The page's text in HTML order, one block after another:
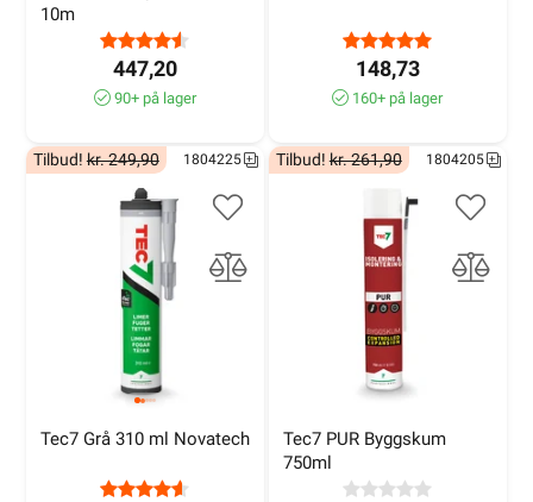
10m
447,20
90+ på lager
148,73
160+ på lager
Tec7 Grå 310 ml Novatech
1804225
Tilbud!kr. 249,90
Tec7 PUR Byggskum
750ml
1804205
Tilbud!kr. 261,90